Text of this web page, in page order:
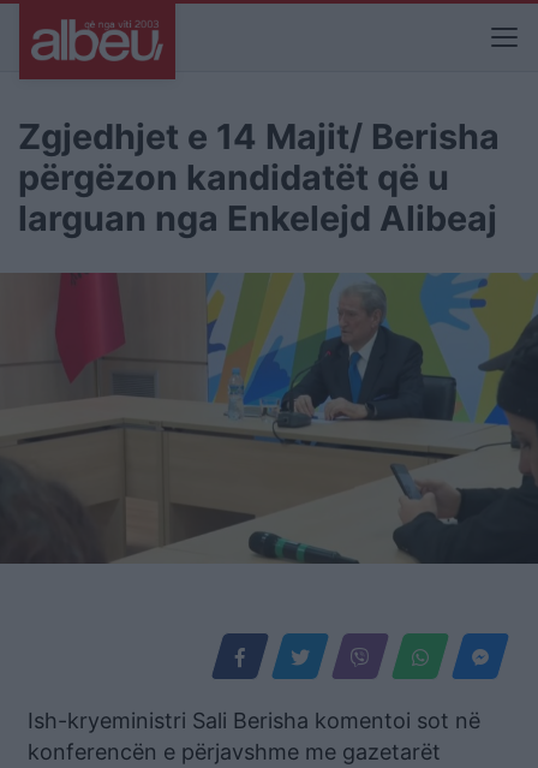
Zgjedhjet e 14 Majit/ Berisha
përgëzon kandidatët që u
larguan nga Enkelejd Alibeaj
Ish-kryeministri Sali Berisha komentoi sot në
konferencën e përjavshme me gazetarët